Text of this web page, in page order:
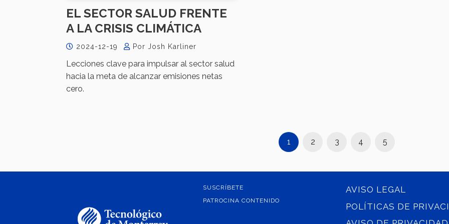
EL SECTOR SALUD FRENTE
A LA CRISIS CLIMÁTICA
2024-12-19 Por Josh Karliner
Lecciones clave para impulsar al sector salud
hacia la meta de alcanzar emisiones netas
cero.
1 2 3 4 5
SUSCRÍBETE
PATROCINA CONTENIDO
AVISO LEGAL
POLÍTICAS DE